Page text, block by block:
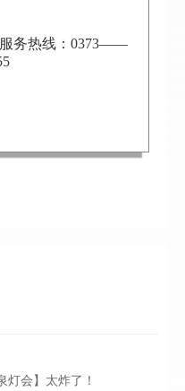
务热线：0373——
灯会】太炸了！